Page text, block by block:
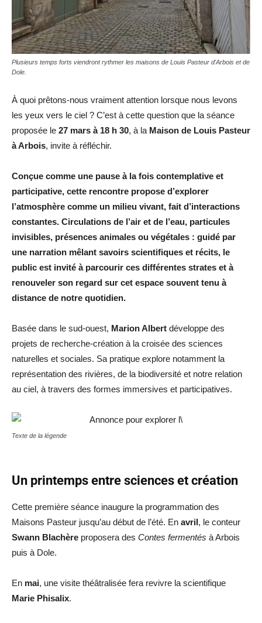
Plusieurs temps forts viendront rythmer les maisons de Louis Pasteur d'Arbois et de
Dole.
À quoi prêtons-nous vraiment attention lorsque nous levons
les yeux vers le ciel ? C’est à cette question que la séance
proposée le 27 mars à 18 h 30, à la Maison de Louis Pasteur
à Arbois, invite à réfléchir.
Conçue comme une pause à la fois contemplative et
participative, cette rencontre propose d’explorer
l’atmosphère comme un milieu vivant, fait d’interactions
constantes. Circulations de l’air et de l’eau, particules
invisibles, présences animales ou végétales : guidé par
une narration mêlant savoirs scientifiques et récits, le
public est invité à parcourir ces différentes strates et à
renouveler son regard sur cet espace souvent tenu à
distance de notre quotidien.
Basée dans le sud-ouest, Marion Albert développe des
projets de recherche-création à la croisée des sciences
naturelles et sociales. Sa pratique explore notamment la
représentation des rivières, de la biodiversité et notre relation
au ciel, à travers des formes immersives et participatives.
Texte de la légende
Un printemps entre sciences et création
Cette première séance inaugure la programmation des
Maisons Pasteur jusqu’au début de l’été. En avril, le conteur
Swann Blachère proposera des Contes fermentés à Arbois
puis à Dole.
En mai, une visite théâtralisée fera revivre la scientifique
Marie Phisalix.